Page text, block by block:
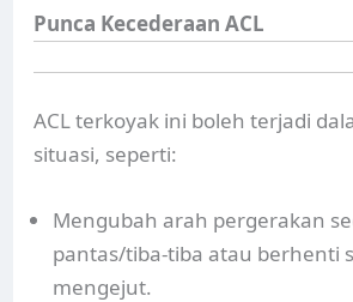
Punca Kecederaan ACL
ACL terkoyak ini boleh terjadi
situasi, seperti:
Mengubah arah pergerakan
pantas/tiba-tiba atau berhenti
mengejut.